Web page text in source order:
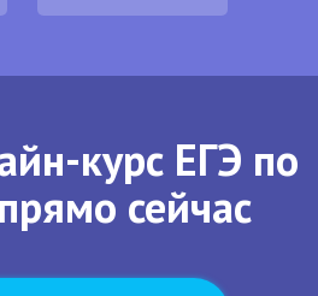
курс ЕГЭ по
сейчас